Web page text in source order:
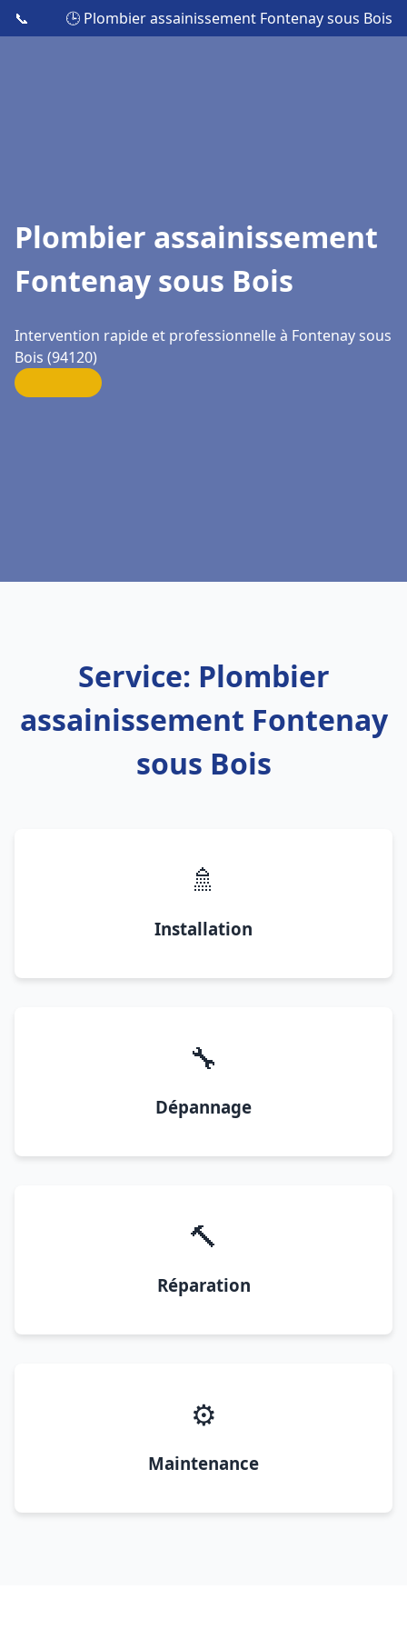
📞 🕒 Plombier assainissement Fontenay sous Bois
Plombier assainissement
Fontenay sous Bois
Intervention rapide et professionnelle à Fontenay sous
Bois (94120)
Service: Plombier
assainissement Fontenay
sous Bois
🚿
Installation
🔧
Dépannage
🔨
Réparation
⚙️
Maintenance